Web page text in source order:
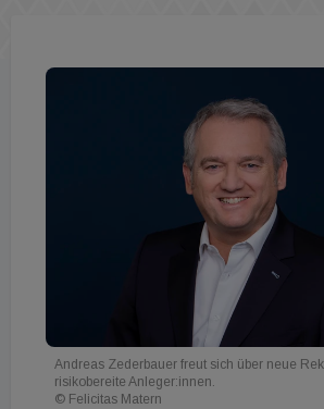
Andreas Zederbauer freut sich über neue
risikobereite Anleger:innen.
© Felicitas Matern